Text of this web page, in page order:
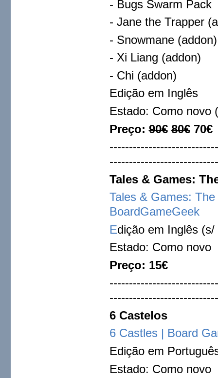
- Bugs Swarm Pack
- Jane the Trapper
- Snowmane (addon)
- Xi Liang (addon)
- Chi (addon)
Edição em Inglês
Estado: Como novo
Preço:90€ 80€70€
Tales & Games:
Tales & Games:
BoardGameGeek
Edição em Inglês
Estado: Como novo
Preço: 15€
6 Castelos
6 Castles | Board
Edição em
Estado: Como novo